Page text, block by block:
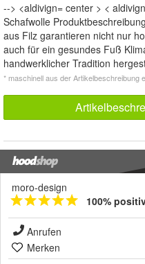
--> <aldivign= center > <
Schafwolle
aus Filz garantieren nicht nur
auch für ein gesundes Fuß
handwerklicher Tradition
* maschinell aus der Artikelbeschreibung
moro-design
100%
Anrufen
Merken